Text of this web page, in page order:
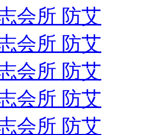
会所 防艾
会所 防艾
会所 防艾
会所 防艾
会所 防艾